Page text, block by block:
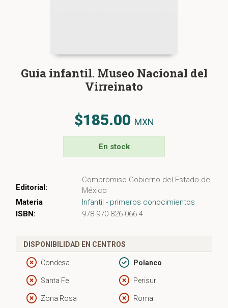
Guía infantil. Museo Nacional del
Virreinato
$185.00 MXN
En stock
Editorial:
Compromiso Gobierno del Estado de
México
Materia
Infantil - primeros conocimientos
ISBN:
978-970-826-066-4
DISPONIBILIDAD EN CENTROS
Condesa Polanco
Santa Fe Perisur
Zona Rosa Roma